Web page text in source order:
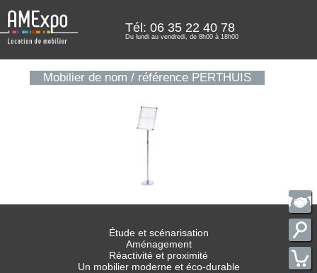
Tél: 06 35 22 40 78
Du lundi au vendredi, de 8h00 à 18h00
Mobilier de nom / référence PERTHUIS
Étude et scénarisation
Aménagement
Réactivité et proximité
Un mobilier moderne et éco-durable